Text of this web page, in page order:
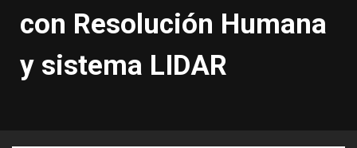
con Resolución Humana
y sistema LIDAR